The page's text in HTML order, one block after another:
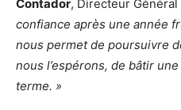
Contador, Directeur Général
confiance après une année
nous permet de poursuivre
nous l’espérons, de bâtir
terme. »